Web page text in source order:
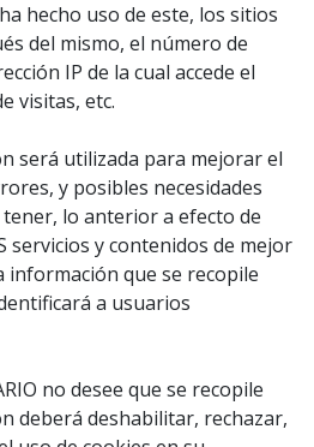
hecho uso de este, los sitios
del mismo, el número de
IP de la cual accede el
visitas, etc.
será utilizada para mejorar el
y posibles necesidades
tener, lo anterior a efecto de
servicios y contenidos de mejor
información que se recopile
a usuarios
no desee que se recopile
deberá deshabilitar, rechazar,